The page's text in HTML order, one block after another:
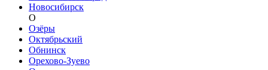
Новосибирск
О
Озёры
Октябрьский
Обнинск
Орехово-Зуево